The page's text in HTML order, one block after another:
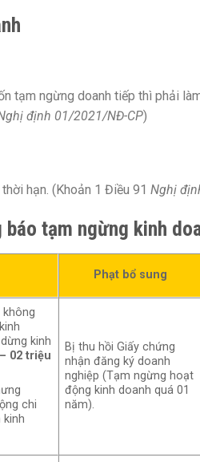
tạm ngừng doanh tiếp thì phải
định 01/2021/NĐ-CP)
hạn. (Khoản 1 Điều 91 Nghị
tạm ngừng kinh
Phạt bổ sung
kinh
02 triệu
chi
kinh
Bị thu hồi Giấy chứng
nhận đăng ký doanh
nghiệp (Tạm ngừng hoạt
động kinh doanh quá 01
năm).